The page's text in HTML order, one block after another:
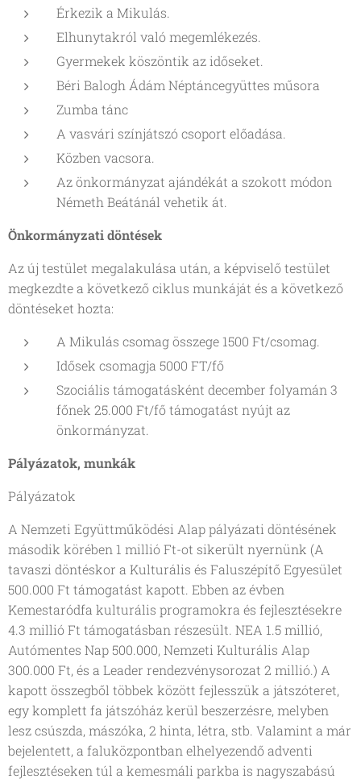
Érkezik a Mikulás.
Elhunytakról való megemlékezés.
Gyermekek köszöntik az időseket.
Béri Balogh Ádám Néptáncegyüttes műsora
Zumba tánc
A vasvári színjátszó csoport előadása.
Közben vacsora.
Az önkormányzat ajándékát a szokott módon
Németh Beátánál vehetik át.
Önkormányzati döntések
Az új testület megalakulása után, a képviselő testület
megkezdte a következő ciklus munkáját és a következő
döntéseket hozta:
A Mikulás csomag összege 1500 Ft/csomag.
Idősek csomagja 5000 FT/fő
Szociális támogatásként december folyamán 3
főnek 25.000 Ft/fő támogatást nyújt az
önkormányzat.
Pályázatok, munkák
Pályázatok
A Nemzeti Együttműködési Alap pályázati döntésének
második körében 1 millió Ft-ot sikerült nyernünk (A
tavaszi döntéskor a Kulturális és Faluszépítő Egyesület
500.000 Ft támogatást kapott. Ebben az évben
Kemestaródfa kulturális programokra és fejlesztésekre
4.3 millió Ft támogatásban részesült. NEA 1.5 millió,
Autómentes Nap 500.000, Nemzeti Kulturális Alap
300.000 Ft, és a Leader rendezvénysorozat 2 millió.) A
kapott összegből többek között fejlesszük a játszóteret,
egy komplett fa játszóház kerül beszerzésre, melyben
lesz csúszda, mászóka, 2 hinta, létra, stb. Valamint a már
bejelentett, a faluközpontban elhelyezendő adventi
fejlesztéseken túl a kemesmáli parkba is nagyszabású